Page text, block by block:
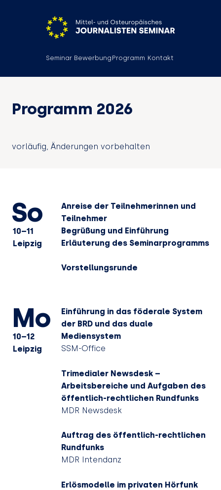
Seminar Bewerbung Programm Kontakt
Programm 2026
vorläufig, Änderungen vorbehalten
So
10–11
Leipzig
Anreise der Teilnehmerinnen und
Teilnehmer
Begrüßung und Einführung
Erläuterung des Seminarprogramms
Vorstellungsrunde
Mo
10–12
Leipzig
Einführung in das föderale System
der BRD und das duale
Mediensystem
SSM-Office
Trimedialer Newsdesk –
Arbeitsbereiche und Aufgaben des
öffentlich-rechtlichen Rundfunks
MDR Newsdesk
Auftrag des öffentlich-rechtlichen
Rundfunks
MDR Intendanz
Erlösmodelle im privaten Hörfunk